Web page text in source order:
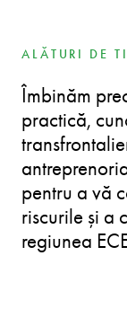
ALĂTURI DE
Îmbinăm
practică,
pentru a vă
riscurile și a
regiunea